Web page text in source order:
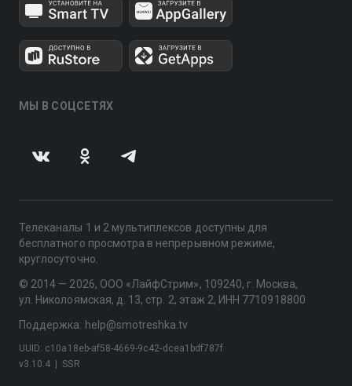
МЫ В СОЦСЕТЯХ
Телеканалы 1 и 2 мультиплексов доступны для
бесплатного просмотра в непрерывном режиме,
круглосуточно.
© 2014 — 2026, ООО «ЛайфСтрим», 109240, г. Москва,
ул. Николоямская, д. 13, стр. 2, этаж 2, ИНН 7710918800
Поддержка: help@smotreshka.tv
v3.10.4 SSR
UUID: c10a18eb-af58-4669-9c42-dcea1bdf787f